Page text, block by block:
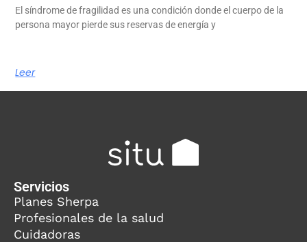
El síndrome de fragilidad es una condición donde el cuerpo de la
persona mayor pierde sus reservas de energía y
Leer
Servicios
Planes Sherpa
Profesionales de la salud
Cuidadoras